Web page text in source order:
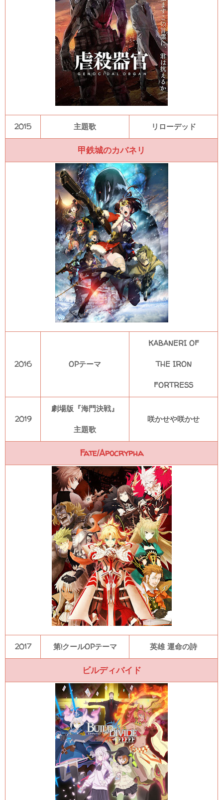
2015 主題歌 リローデッド
甲鉄城のカバネリ
2016 OPテーマ
KABANERI OF
THE IRON
FORTRESS
2019
劇場版『海門決戦』
主題歌
咲かせや咲かせ
Fate/Apocrypha
2017 第!クールOPテーマ 英雄 運命の詩
ビルディバイド